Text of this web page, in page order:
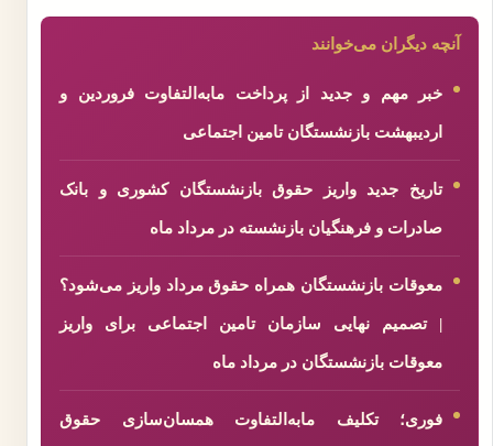
آنچه دیگران می‌خوانند
خبر مهم و جدید از پرداخت مابه‌التفاوت فروردین و
اردیبهشت بازنشستگان تامین اجتماعی
تاریخ جدید واریز حقوق بازنشستگان کشوری و بانک
صادرات و فرهنگیان بازنشسته در مرداد ماه
معوقات بازنشستگان همراه حقوق مرداد واریز می‌شود؟
| تصمیم نهایی سازمان تامین اجتماعی برای واریز
معوقات بازنشستگان در مرداد ماه
فوری؛ تکلیف مابه‌التفاوت همسان‌سازی حقوق